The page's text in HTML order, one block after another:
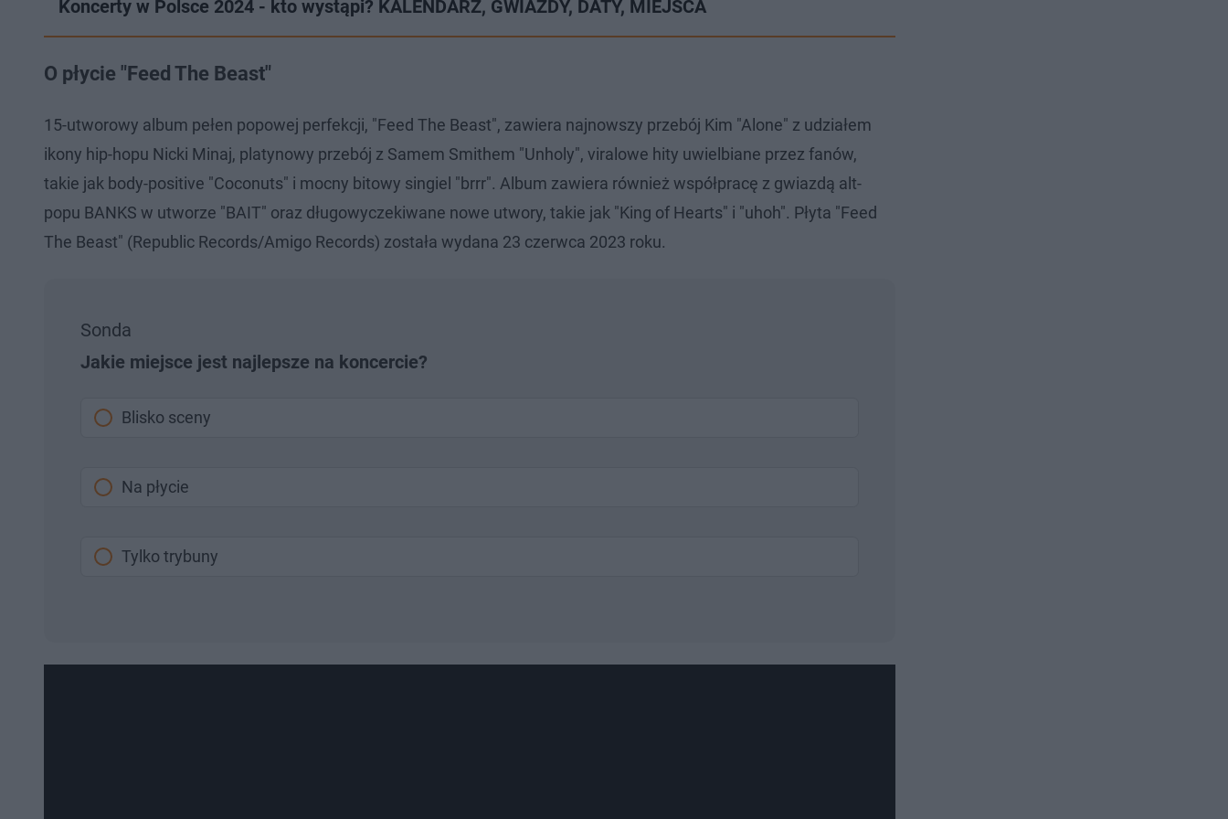
Koncerty w Polsce 2024 - kto wystąpi? KALENDARZ, GWIAZDY, DATY, MIEJSCA
O płycie "Feed The Beast"
15-utworowy album pełen popowej perfekcji, "Feed The Beast", zawiera najnowszy przebój Kim "Alone" z udziałem
ikony hip-hopu Nicki Minaj, platynowy przebój z Samem Smithem "Unholy", viralowe hity uwielbiane przez fanów,
takie jak body-positive "Coconuts" i mocny bitowy singiel "brrr". Album zawiera również współpracę z gwiazdą alt-
popu BANKS w utworze "BAIT" oraz długowyczekiwane nowe utwory, takie jak "King of Hearts" i "uhoh". Płyta "Feed
The Beast" (Republic Records/Amigo Records) została wydana 23 czerwca 2023 roku.
Sonda
Jakie miejsce jest najlepsze na koncercie?
Blisko sceny
Na płycie
Tylko trybuny